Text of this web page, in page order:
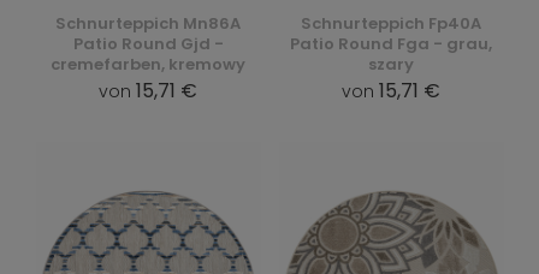
Schnurteppich Mn86A
Patio Round Gjd -
cremefarben, kremowy
von 15,71 €
Schnurteppich Fp40A
Patio Round Fga - grau,
szary
von 15,71 €